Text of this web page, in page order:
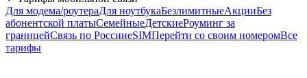
Для модема/роутераДля ноутбукаБезлимитныеАкцииБез
абонентской платыСемейныеДетскиеРоуминг за
границейСвязь по РоссииeSIMПерейти со своим номеромВсе
тарифы